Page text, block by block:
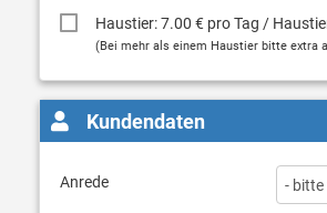
Haustier: 7.00 € pro Tag /
(Bei mehr als einem Haustier bitte extra
Kundendaten
Anrede